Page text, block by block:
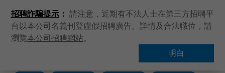
招聘詐騙提示： 請注意，近期有不法人士在第三方招聘平
台以本公司名義刊登虛假招聘廣告。詳情及合法職位，請
瀏覽本公司招聘網站。
明白
卓健服務
卓健手機App
主頁 卓健服務 中醫